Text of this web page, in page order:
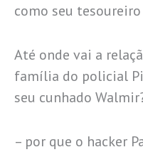
como seu
Até onde vai a
família do policial
seu cunhado
– por que o hacker